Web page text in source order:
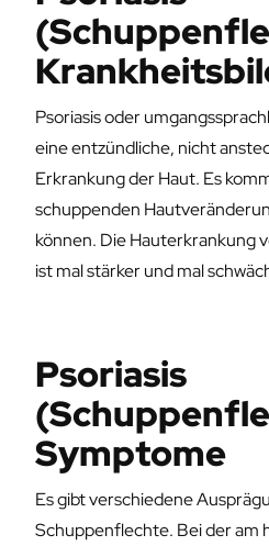
Psoriasis oder
eine entzündliche, nicht
Erkrankung der Haut. Es
schuppenden
können. Die Hauterkrankung
ist mal stärker und mal
Psoriasis
Symptome
Es gibt verschiedene
Schuppenflechte. Bei der am